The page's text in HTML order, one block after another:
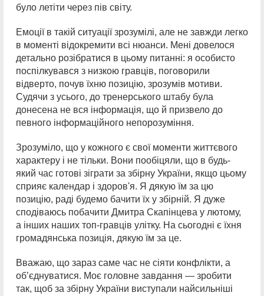
було летіти через пів світу.
Емоції в такій ситуації зрозумілі, але не завжди легко
в моменті відокремити всі нюанси. Мені довелося
детально розібратися в цьому питанні: я особисто
поспілкувався з низкою гравців, поговорили
відверто, почув їхню позицію, зрозумів мотиви.
Судячи з усього, до тренерського штабу була
донесена не вся інформація, що й призвело до
певного інформаційного непорозуміння.
Зрозуміло, що у кожного є свої моменти життєвого
характеру і не тільки. Вони пообіцяли, що в будь-
який час готові зіграти за збірну України, якщо цьому
сприяє календар і здоров'я. Я дякую їм за цю
позицію, раді будемо бачити їх у збірній. Я дуже
сподіваюсь побачити Дмитра Скапінцева у лютому,
а інших наших топ-гравців улітку. На сьогодні є їхня
громадянська позиція, дякую їм за це.
Вважаю, що зараз саме час не сіяти конфлікти, а
об’єднуватися. Моє головне завдання — зробити
так, щоб за збірну України виступали найсильніші